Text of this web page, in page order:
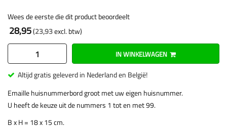
Wees de eerste die dit product beoordeelt
28,95 23,93
IN WINKELWAGEN
Altijd gratis geleverd in Nederland en België!
Emaille huisnummerbord groot met uw eigen huisnummer.
U heeft de keuze uit de nummers 1 tot en met 99.
B x H = 18 x 15 cm.